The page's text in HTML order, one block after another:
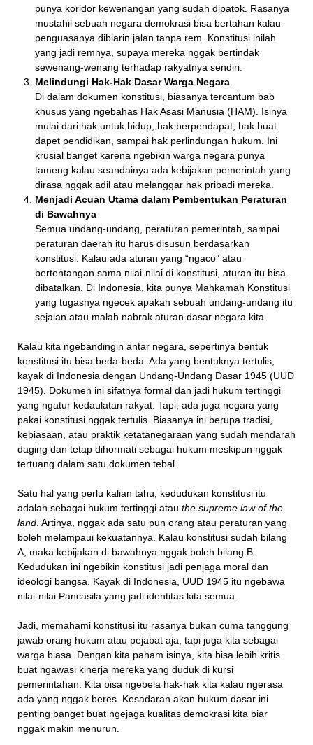
punya koridor kewenangan yang sudah dipatok. Rasanya
mustahil sebuah negara demokrasi bisa bertahan kalau
penguasanya dibiarin jalan tanpa rem. Konstitusi inilah
yang jadi remnya, supaya mereka nggak bertindak
sewenang-wenang terhadap rakyatnya sendiri.
Melindungi Hak-Hak Dasar Warga Negara
Di dalam dokumen konstitusi, biasanya tercantum bab
khusus yang ngebahas Hak Asasi Manusia (HAM). Isinya
mulai dari hak untuk hidup, hak berpendapat, hak buat
dapet pendidikan, sampai hak perlindungan hukum. Ini
krusial banget karena ngebikin warga negara punya
tameng kalau seandainya ada kebijakan pemerintah yang
dirasa nggak adil atau melanggar hak pribadi mereka.
Menjadi Acuan Utama dalam Pembentukan Peraturan
di Bawahnya
Semua undang-undang, peraturan pemerintah, sampai
peraturan daerah itu harus disusun berdasarkan
konstitusi. Kalau ada aturan yang “ngaco” atau
bertentangan sama nilai-nilai di konstitusi, aturan itu bisa
dibatalkan. Di Indonesia, kita punya Mahkamah Konstitusi
yang tugasnya ngecek apakah sebuah undang-undang itu
sejalan atau malah nabrak aturan dasar negara kita.
Kalau kita ngebandingin antar negara, sepertinya bentuk
konstitusi itu bisa beda-beda. Ada yang bentuknya tertulis,
kayak di Indonesia dengan Undang-Undang Dasar 1945 (UUD
1945). Dokumen ini sifatnya formal dan jadi hukum tertinggi
yang ngatur kedaulatan rakyat. Tapi, ada juga negara yang
pakai konstitusi nggak tertulis. Biasanya ini berupa tradisi,
kebiasaan, atau praktik ketatanegaraan yang sudah mendarah
daging dan tetap dihormati sebagai hukum meskipun nggak
tertuang dalam satu dokumen tebal.
Satu hal yang perlu kalian tahu, kedudukan konstitusi itu
adalah sebagai hukum tertinggi atau the supreme law of the
land . Artinya, nggak ada satu pun orang atau peraturan yang
boleh melampaui kekuatannya. Kalau konstitusi sudah bilang
A, maka kebijakan di bawahnya nggak boleh bilang B.
Kedudukan ini ngebikin konstitusi jadi penjaga moral dan
ideologi bangsa. Kayak di Indonesia, UUD 1945 itu ngebawa
nilai-nilai Pancasila yang jadi identitas kita semua.
Jadi, memahami konstitusi itu rasanya bukan cuma tanggung
jawab orang hukum atau pejabat aja, tapi juga kita sebagai
warga biasa. Dengan kita paham isinya, kita bisa lebih kritis
buat ngawasi kinerja mereka yang duduk di kursi
pemerintahan. Kita bisa ngebela hak-hak kita kalau ngerasa
ada yang nggak beres. Kesadaran akan hukum dasar ini
penting banget buat ngejaga kualitas demokrasi kita biar
nggak makin menurun.